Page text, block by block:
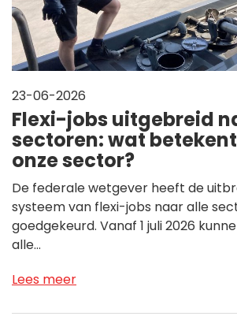
23-06-2026
Flexi-jobs uitgebreid
sectoren: wat
onze sector?
De federale wetgever heeft de
systeem van flexi-jobs naar alle
goedgekeurd. Vanaf 1 juli 2026
alle…
Lees meer